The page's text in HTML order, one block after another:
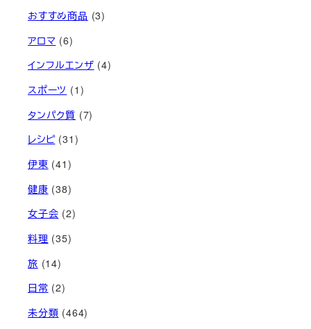
おすすめ商品 (3)
アロマ (6)
インフルエンザ (4)
スポーツ (1)
タンパク質 (7)
レシピ(31)
伊東 (41)
健康 (38)
女子会 (2)
料理 (35)
旅 (14)
日常 (2)
未分類 (464)